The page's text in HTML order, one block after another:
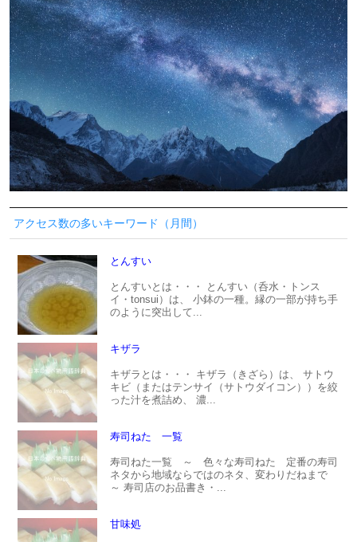
アクセス数の多いキーワード（月間）
とんすい
とんすいとは・・・ とんすい（呑水・トンス
イ・tonsui）は、 小鉢の一種。縁の一部が持ち手
のように突出して...
キザラ
キザラとは・・・ キザラ（きざら）は、 サトウ
キビ（またはテンサイ（サトウダイコン））を絞
った汁を煮詰め、 濃...
寿司ねた 一覧
寿司ねた一覧 ～ 色々な寿司ねた 定番の寿司
ネタから地域ならではのネタ、変わりだねまで
～ 寿司店のお品書き・...
甘味処